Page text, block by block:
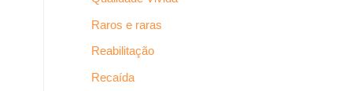
Raros e raras
Reabilitação
Recaída